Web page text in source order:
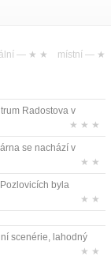
— ★ ★ místní — ★
Radostova v
★ ★ ★
se nachází v
★ ★
byla
★ ★
scenérie, lahodný
★ ★